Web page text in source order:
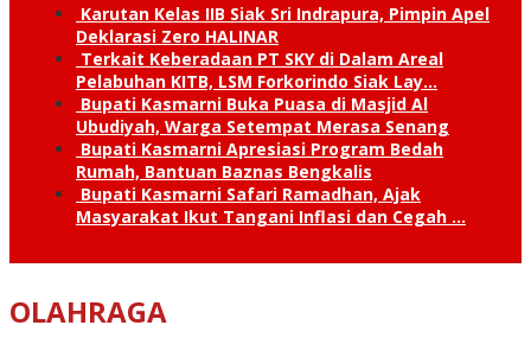
Karutan Kelas IIB Siak Sri Indrapura, Pimpin Apel
Deklarasi Zero HALINAR
Terkait Keberadaan PT SKY di Dalam Areal
Pelabuhan KITB, LSM Forkorindo Siak Lay…
Bupati Kasmarni Buka Puasa di Masjid Al
Ubudiyah, Warga Setempat Merasa Senang
Bupati Kasmarni Apresiasi Program Bedah
Rumah, Bantuan Baznas Bengkalis
Bupati Kasmarni Safari Ramadhan, Ajak
Masyarakat Ikut Tangani Inflasi dan Cegah …
OLAHRAGA